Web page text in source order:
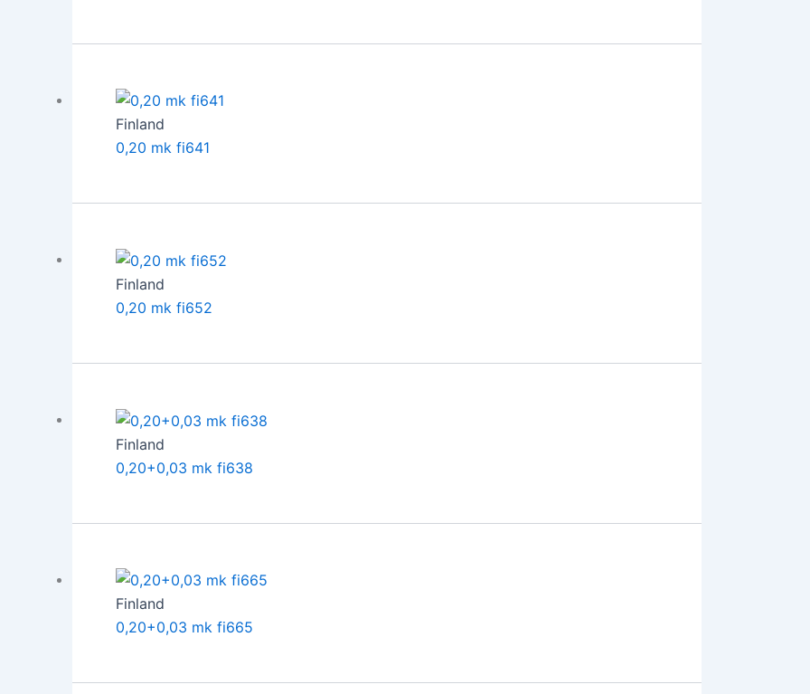
Finland
0,20 mk fi641
Finland
0,20 mk fi652
Finland
0,20+0,03 mk fi638
Finland
0,20+0,03 mk fi665